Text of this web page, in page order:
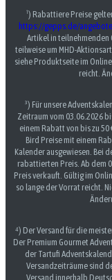
¹) Rabattiere Preise
https://gepps.de/
Artikel in teilnehmenden
teilweise um MHD-
siehe Produktseite im
reicht.
³) Für unsere
Zeitraum vom 03.06.2026
einem Rabatt von bis zu
Bird Preise mit einem
Kalender ausgewiesen. Bei
rabattierten Preis. Ab dem
Preis verkauft. Gültig im
so lange der Vorrat reicht.
⁴) Der Versand für die
Der Premium Gourmet
der Tartufi
Versandzeiträume sind
Versand innerhalb